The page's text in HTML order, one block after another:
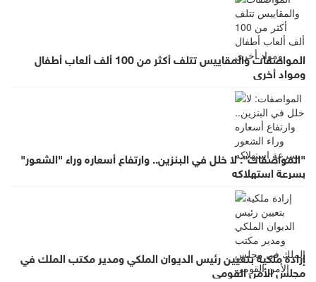
المواصفات والمقاييس تتلف أكثر من 100 ألف ألعاب أطفال
ومواد أخرى
"المواصفات": لا خلل في البنزين.. وارتفاع أسعاره وراء "الشعور"
بسرعة استهلاكه
إرادة ملكية بتعيين رئيس الديوان الملكي ومدير مكتب الملك في
مجلس الأمن القومي